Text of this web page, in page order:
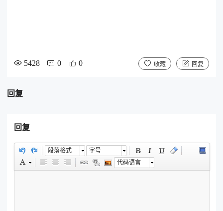
5428 0 0 收藏 回复
回复
回复
段落格式
字号
代码语言